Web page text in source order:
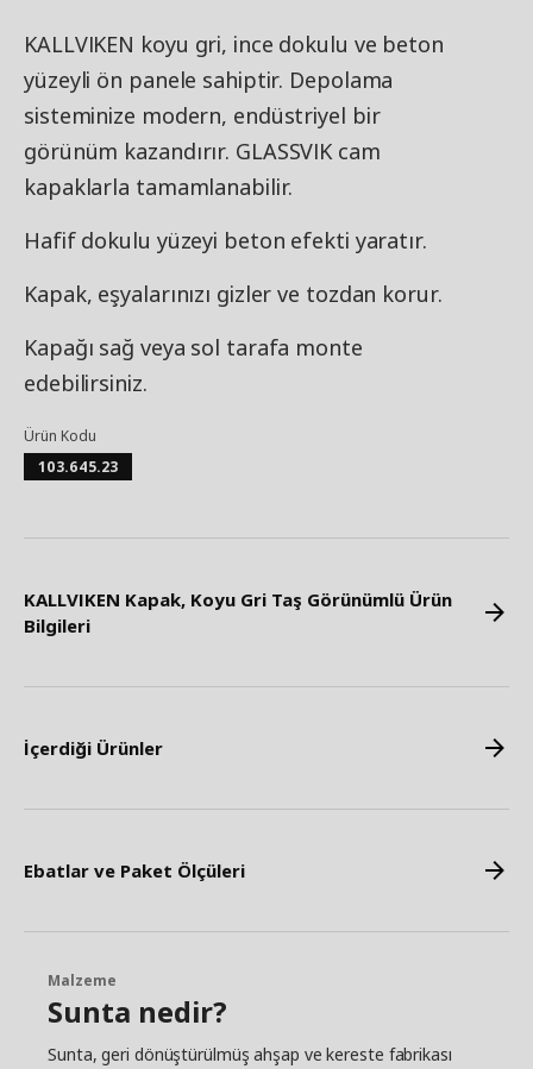
KALLVIKEN koyu gri, ince dokulu ve beton
yüzeyli ön panele sahiptir. Depolama
sisteminize modern, endüstriyel bir
görünüm kazandırır. GLASSVIK cam
kapaklarla tamamlanabilir.
Hafif dokulu yüzeyi beton efekti yaratır.
Kapak, eşyalarınızı gizler ve tozdan korur.
Kapağı sağ veya sol tarafa monte
edebilirsiniz.
Ürün Kodu
103.645.23
KALLVIKEN Kapak, Koyu Gri Taş Görünümlü Ürün
Bilgileri
İçerdiği Ürünler
Ebatlar ve Paket Ölçüleri
Malzeme
Sunta nedir?
Sunta, geri dönüştürülmüş ahşap ve kereste fabrikası